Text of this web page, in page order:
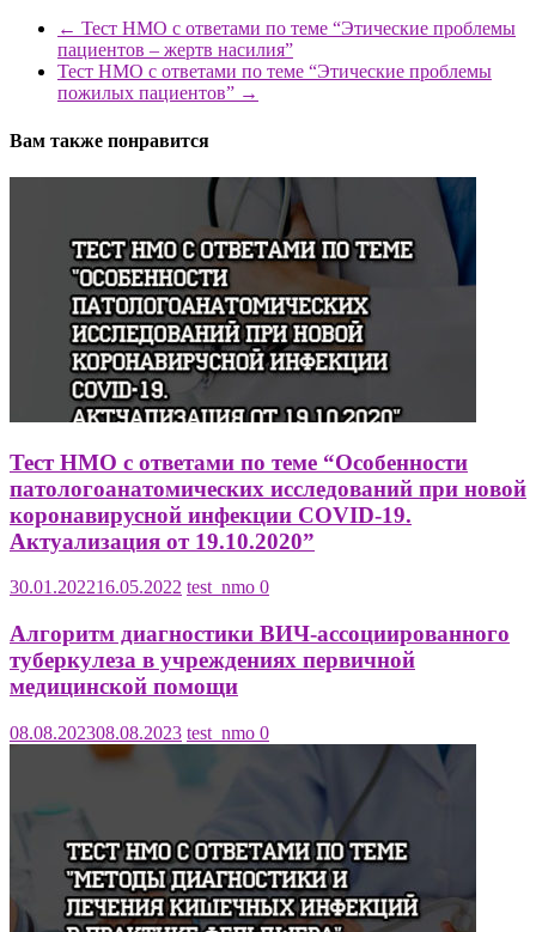
← Тест НМО с ответами по теме “Этические проблемы
пациентов – жертв насилия”
Тест НМО с ответами по теме “Этические проблемы
пожилых пациентов” →
Вам также понравится
Тест НМО с ответами по теме “Особенности
патологоанатомических исследований при новой
коронавирусной инфекции COVID-19.
Актуализация от 19.10.2020”
30.01.202216.05.2022 test_nmo 0
Алгоритм диагностики ВИЧ-ассоциированного
туберкулеза в учреждениях первичной
медицинской помощи
08.08.202308.08.2023 test_nmo 0